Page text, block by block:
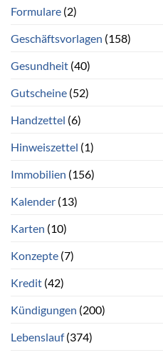
Formulare (2)
Geschäftsvorlagen (158)
Gesundheit (40)
Gutscheine (52)
Handzettel (6)
Hinweiszettel (1)
Immobilien (156)
Kalender (13)
Karten (10)
Konzepte (7)
Kredit (42)
Kündigungen (200)
Lebenslauf(374)